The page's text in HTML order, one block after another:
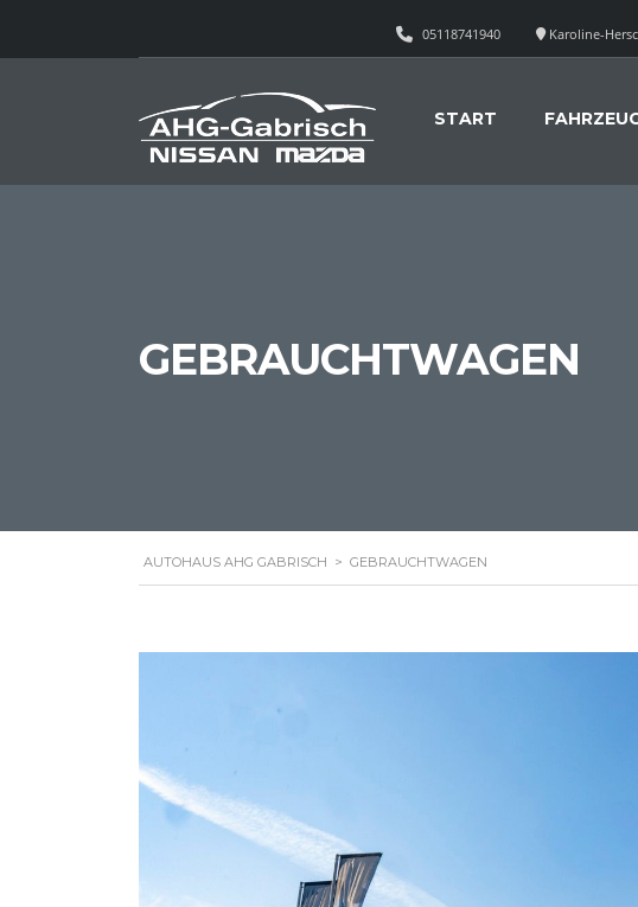
Karoline-
05118741940
START
GEBRAUCHTWAGEN
AUTOHAUS AHG GABRISCH > GEBRAUCHTWAGEN